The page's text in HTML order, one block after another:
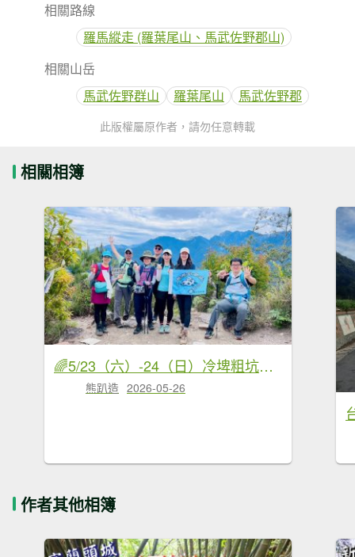
相關路線
羅馬縱走 (羅葉尾山、馬武佐野郡山)
相關山岳
馬武佐野群山
羅葉尾山 馬武佐野郡
此版權屬原作者，請勿任意轉載
相關相簿
🌈5/23（六）-24（日）冷埤粗坑山×羅馬縱走FB：熊熊趴爬走(富裕登山社)🌈
熊趴造 2026-05-26
作者其他相簿